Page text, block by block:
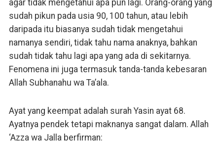
agar tidak mengetahui apa pun lagi. Orang-orang yang
sudah pikun pada usia 90, 100 tahun, atau lebih
daripada itu biasanya sudah tidak mengetahui
namanya sendiri, tidak tahu nama anaknya, bahkan
sudah tidak tahu lagi apa yang ada di sekitarnya.
Fenomena ini juga termasuk tanda-tanda kebesaran
Allah Subhanahu wa Ta’ala.
Ayat yang keempat adalah surah Yasin ayat 68.
Ayatnya pendek tetapi maknanya sangat dalam. Allah
‘Azza wa Jalla berfirman: